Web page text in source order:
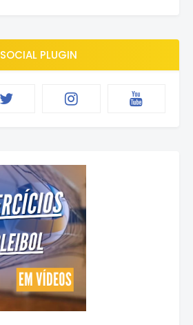
SOCIAL PLUGIN